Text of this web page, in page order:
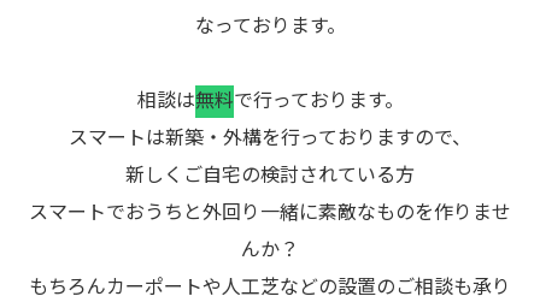
なっております。
相談は無料で行っております。
スマートは新築・外構を行っておりますので、
新しくご自宅の検討されている方
スマートでおうちと外回り一緒に素敵なものを作りませ
んか？
もちろんカーポートや人工芝などの設置のご相談も承り